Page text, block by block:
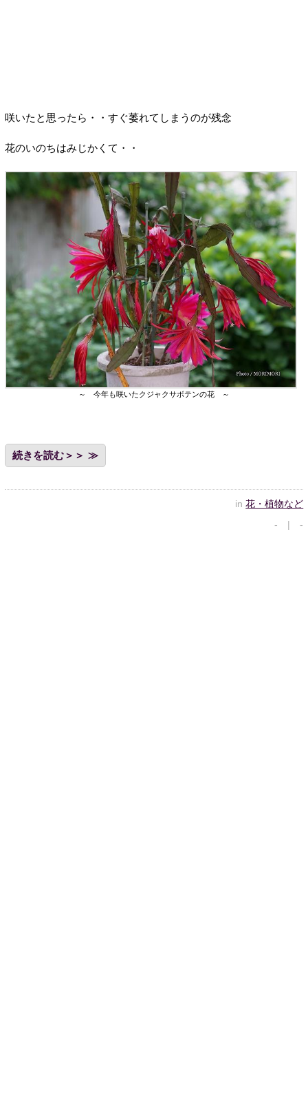
咲いたと思ったら・・すぐ萎れてしまうのが残念
花のいのちはみじかくて・・
～ 今年も咲いたクジャクサボテンの花 ～
続きを読む＞＞
in花・植物など
- | -